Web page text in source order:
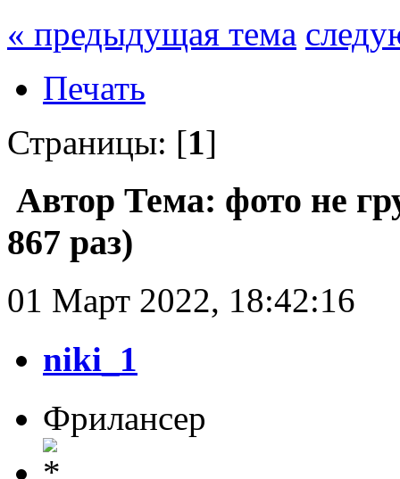
« предыдущая тема
Печать
Страницы: [1]
Автор Тема: фото не
867 раз)
01 Март 2022, 18:42:16
niki_1
Фрилансер